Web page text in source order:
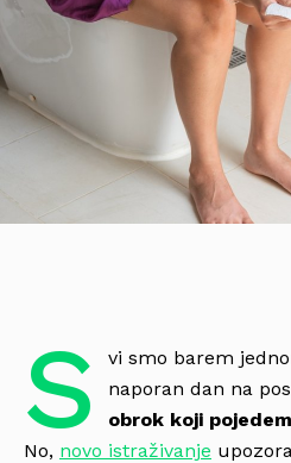
S
vi smo barem
naporan dan na
obrok koji
No, novo istraživanje